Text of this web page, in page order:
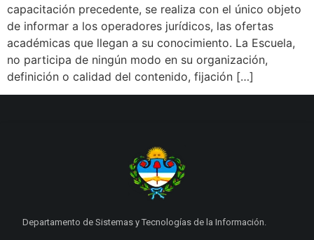
capacitación precedente, se realiza con el único objeto
de informar a los operadores jurídicos, las ofertas
académicas que llegan a su conocimiento. La Escuela,
no participa de ningún modo en su organización,
definición o calidad del contenido, fijación […]
Departamento de Sistemas y Tecnologías de la Información.